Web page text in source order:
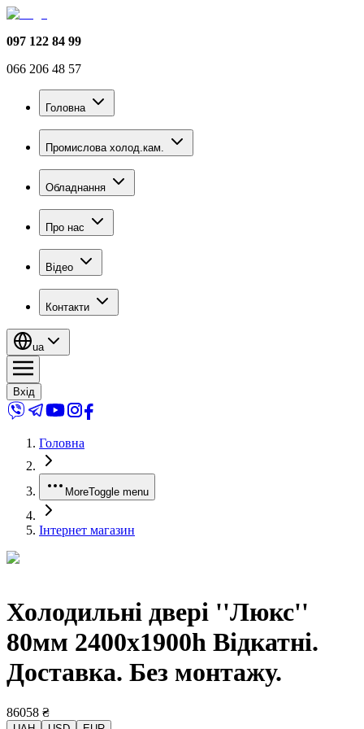
097 122 84 99
066 206 48 57
Головна
Промислова холод.кам.
Обладнання
Про нас
Відео
Контакти
ua
Вхід
Головна
MoreToggle menu
Інтернет магазин
Холодильні двері ''Люкс''
80мм 2400x1900h Відкатні.
Доставка. Без монтажу.
86058 ₴